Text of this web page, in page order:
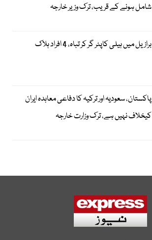
شامل ہونے کے قریب، ترک وزیر خارجہ
برازیل میں ہیلی کاپٹر گر کر تباہ، 4 افراد ہلاک
پاکستان، سعودیہ اور ترکیہ کا دفاعی معاہدہ ایران
کیخلاف نہیں ہے، ترک وزارت خارجہ